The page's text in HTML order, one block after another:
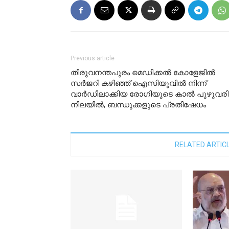
Previous article
തിരുവനന്തപുരം മെഡിക്കൽ കോളേജിൽ
സർജറി കഴിഞ്ഞ് ഐസിയുവിൽ നിന്ന്
വാര്‍ഡിലാക്കിയ രോഗിയുടെ കാൽ
നിലയിൽ, ബന്ധുക്കളുടെ പ്രതിഷേധം
RELATED